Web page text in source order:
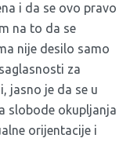
i da se ovo pravo
na to da se
nije desilo samo
za
jasno je da se u
slobode okupljanja
orijentacije i